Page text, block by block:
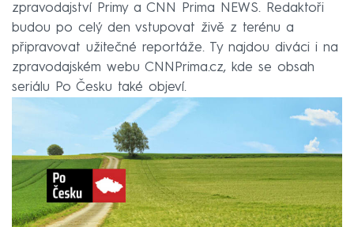
zpravodajství Primy a CNN Prima NEWS. Redaktoři
budou po celý den vstupovat živě z terénu a
připravovat užitečné reportáže. Ty najdou diváci i na
zpravodajském webu CNNPrima.cz, kde se obsah
seriálu Po Česku také objeví.